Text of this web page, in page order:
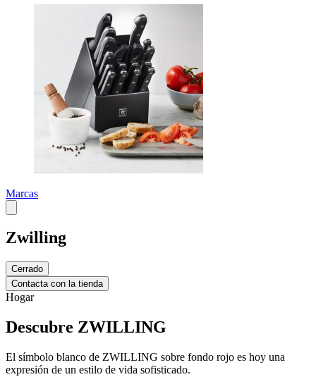
Marcas
Zwilling
Cerrado
Contacta con la tienda
Hogar
Descubre ZWILLING
El símbolo blanco de ZWILLING sobre fondo rojo es hoy una
expresión de un estilo de vida sofisticado.